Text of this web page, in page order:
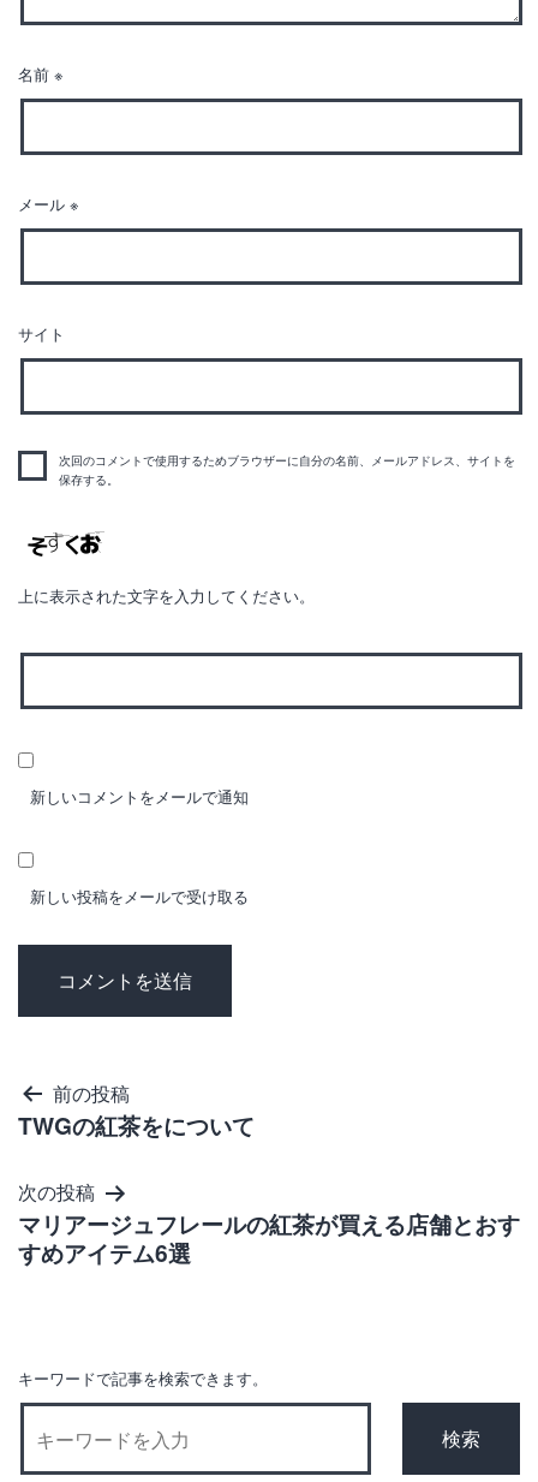
名前 ※
メール ※
サイト
次回のコメントで使用するためブラウザーに自分の名前、メールアドレス、サイトを
保存する。
上に表示された文字を入力してください。
新しいコメントをメールで通知
新しい投稿をメールで受け取る
投
稿
ナ
ビ
ゲ
ョ
ン
前の投稿
TWGの紅茶をについて
次の投稿
マリアージュフレールの紅茶が買える店舗とおす
すめアイテム6選
キーワードで記事を検索できます。